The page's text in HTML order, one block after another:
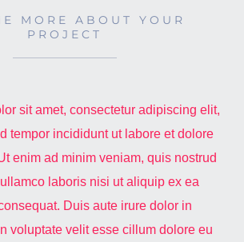
MORE ABOUT YOUR
PROJECT
sit amet, consectetur adipiscing elit,
tempor incididunt ut labore et dolore
enim ad minim veniam, quis nostrud
laboris nisi ut aliquip ex ea
Duis aute irure dolor in
voluptate velit esse cillum dolore eu